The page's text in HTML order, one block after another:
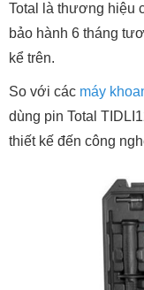
Total là thương hiệu
bảo hành 6 tháng
kể trên.
So với các máy
dùng pin Total
thiết kế đến công